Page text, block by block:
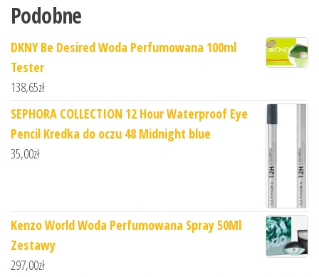
Podobne
DKNY Be Desired Woda Perfumowana 100ml
Tester
138,65zł
SEPHORA COLLECTION 12 Hour Waterproof Eye
Pencil Kredka do oczu 48 Midnight blue
35,00zł
Kenzo World Woda Perfumowana Spray 50Ml
Zestawy
297,00zł